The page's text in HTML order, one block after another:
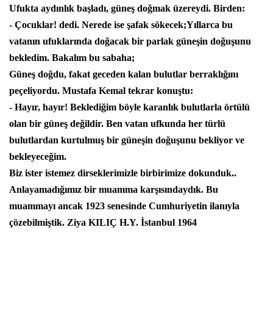
Ufukta aydınlık başladı, güneş doğmak üzereydi. Birden:
- Çocuklar! dedi. Nerede ise şafak sökecek;Yıllarca bu
vatanın ufuklarında doğacak bir parlak güneşin doğuşunu
bekledim. Bakalım bu sabaha;
Güneş doğdu, fakat geceden kalan bulutlar berraklığını
peçeliyordu. Mustafa Kemal tekrar konuştu:
- Hayır, hayır! Beklediğim böyle karanlık bulutlarla örtülü
olan bir güneş değildir. Ben vatan ufkunda her türlü
bulutlardan kurtulmuş bir güneşin doğuşunu bekliyor ve
bekleyeceğim.
Biz ister istemez dirseklerimizle birbirimize dokunduk..
Anlayamadığımız bir muamma karşısındaydık. Bu
muammayı ancak 1923 senesinde Cumhuriyetin ilanıyla
çözebilmiştik. Ziya KILIÇ H.Y. İstanbul 1964